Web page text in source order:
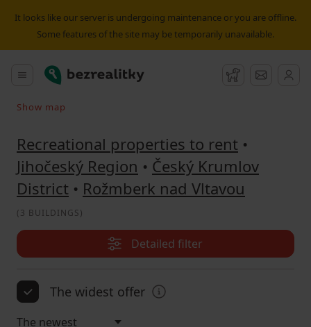
It looks like our server is undergoing maintenance or you are offline.
Some features of the site may be temporarily unavailable.
Main menu
Bezrealitky Watchdog
Search on the map
Show map
Recreational properties to rent •
Jihočeský Region • Český Krumlov
District • Rožmberk nad Vltavou
(3 BUILDINGS)
Detailed filter
The widest offer